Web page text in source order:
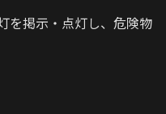
を掲示・点灯し、危険物